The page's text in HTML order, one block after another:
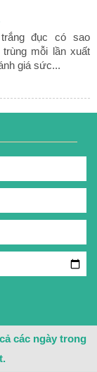
đục có sao
mỗi lần xuất
giá sức...
các ngày trong